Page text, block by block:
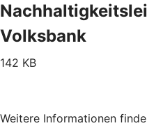
Volksbank
142 KB
Weitere Informationen